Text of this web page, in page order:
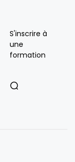
S'inscrire à
une
formation